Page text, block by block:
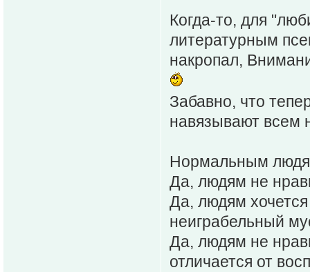
Когда-то, для
литературным
накропал,
Забавно, что
навязывают всем
Нормальным
Да, людям не
Да, людям
неиграбельный
Да, людям не
отличается от